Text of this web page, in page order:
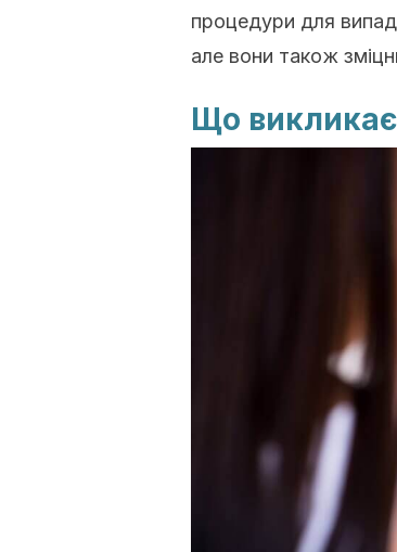
процедури для
але вони також
Що викликає